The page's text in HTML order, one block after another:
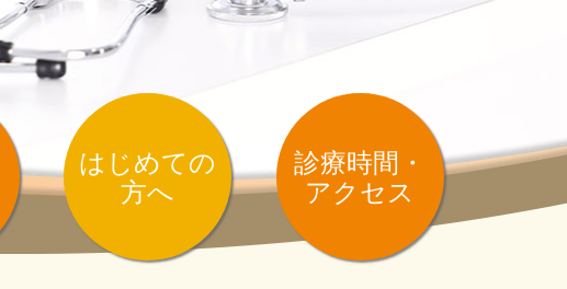
はじめての
方へ
診療時間・
アクセス